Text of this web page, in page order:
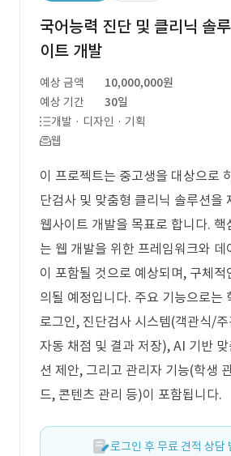
국어능력 진단 및 클리닉 솔
이트 개발
예상 금액
10,000,000원
예상 기간
30일
개발 · 디자인 · 기획
웹
이 프로젝트는 중고생을 대상으로
단검사 및 맞춤형 클리닉 솔루션을
웹사이트 개발을 목표로 합니다. 핵
는 웹 개발을 위한 프레임워크와 데
이 포함될 것으로 예상되며, 구체적
의될 예정입니다. 주요 기능으로는
로그인, 진단검사 시스템(객관식/
자동 채점 및 결과 저장), AI 기반
션 제안, 그리고 관리자 기능(학생
드, 콘텐츠 관리 등)이 포함됩니다.
로그인 후 무료 견적 상담